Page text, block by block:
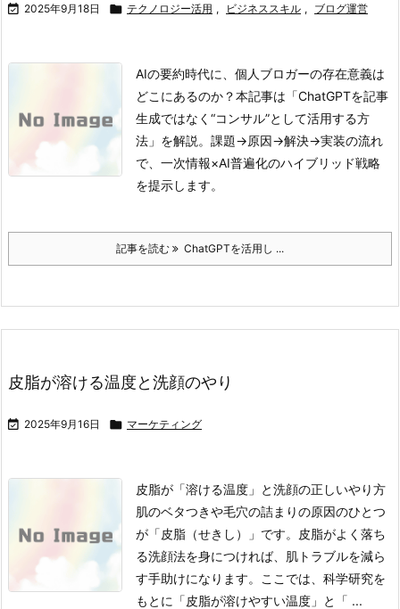
 2025年9月18日  テクノロジー活用 , ビジネススキル , ブログ運営
AIの要約時代に、個人ブロガーの存在意義は
どこにあるのか？本記事は「ChatGPTを記事
生成ではなく“コンサル”として活用する方
法」を解説。課題→原因→解決→実装の流れ
で、一次情報×AI普遍化のハイブリッド戦略
を提示します。
記事を読む ChatGPTを活用し ...
皮脂が溶ける温度と洗顔のやり
 2025年9月16日  マーケティング
皮脂が「溶ける温度」と洗顔の正しいやり方
肌のベタつきや毛穴の詰まりの原因のひとつ
が「皮脂（せきし）」です。皮脂がよく落ち
る洗顔法を身につければ、肌トラブルを減ら
す手助けになります。ここでは、科学研究を
もとに「皮脂が溶けやすい温度」と「 ...